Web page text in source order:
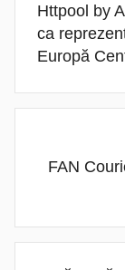
articole
Httpool by
ca
Europă
FAN